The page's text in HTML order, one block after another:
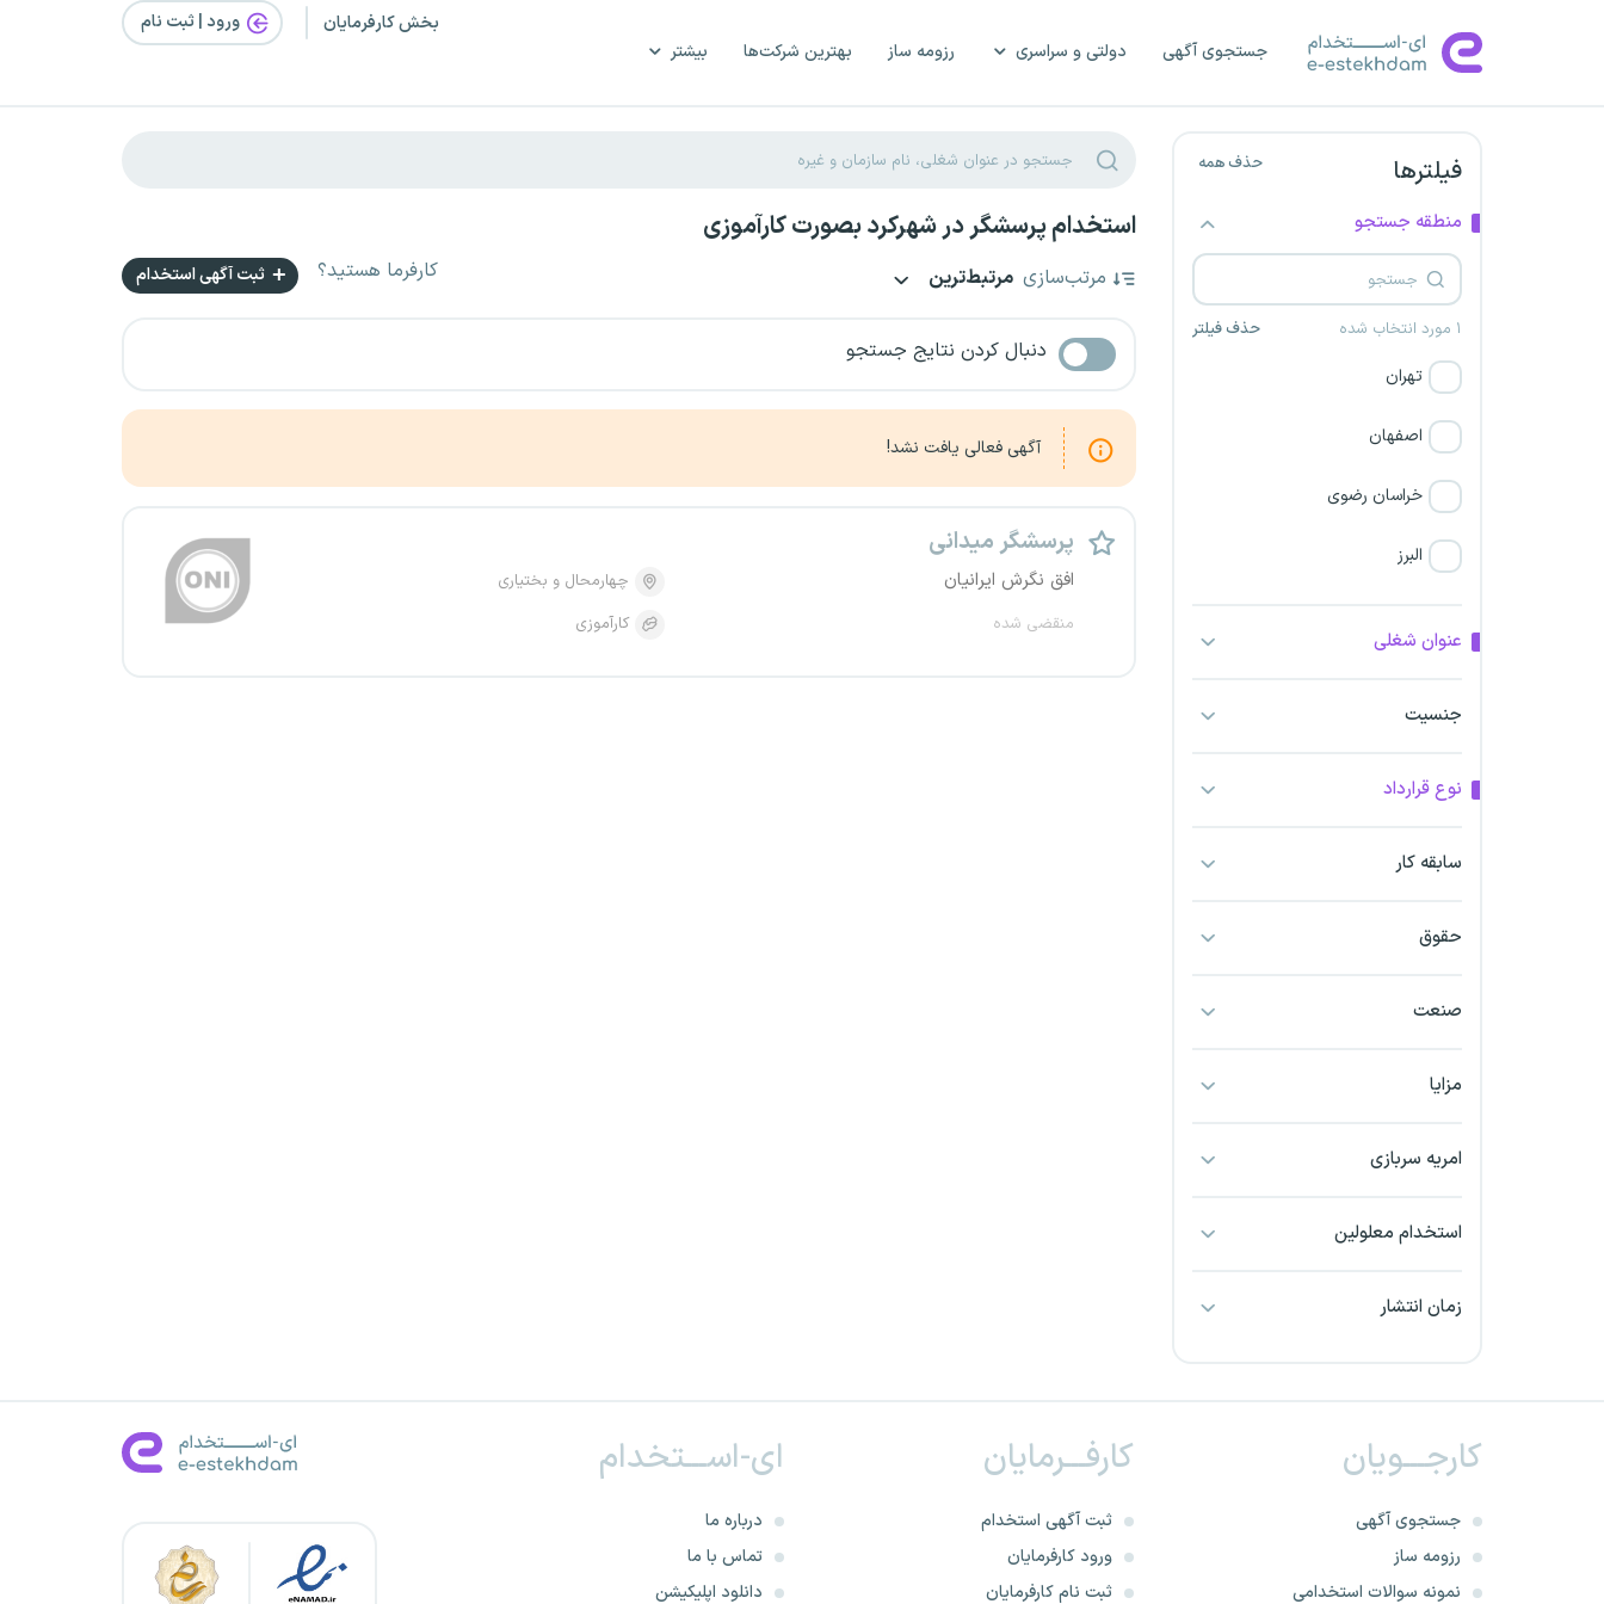
جستجوی آگهی دولتی و سراسری رزومه ساز بهترین شرکت‌ها بیشتر
بخش کارفرمایان ورود | ثبت‌ نام
فیلترها حذف همه
منطقه جستجو
۱ مورد انتخاب شده حذف فیلتر
تهران
اصفهان
خراسان رضوی
البرز
اراک
اردبیل
بندرعباس
خراسان شمالی
خرم آباد
خوزستان
عنوان شغلی
جنسیت
نوع قرارداد
سابقه کار
حقوق
صنعت
مزایا
امریه سربازی
استخدام معلولین
زمان انتشار
استخدام پرسشگر در شهرکرد بصورت کارآموزی
مرتب‌سازی مرتبط‌ترین کارفرما هستید؟ ثبت آگهی استخدام
دنبال کردن نتایج جستجو
آگهی فعالی یافت نشد!
پرسشگر میدانی
افق نگرش ایرانیان
منقضی شده
چهارمحال و بختیاری
کارآموزی
کارجـــویان
جستجوی آگهی
رزومه ساز
نمونه سوالات استخدامی
کارفـــرمایان
ثبت آگهی استخدام
ورود کارفرمایان
ثبت نام کارفرمایان
ای-اســـتخدام
درباره ما
تماس با ما
دانلود اپلیکیشن